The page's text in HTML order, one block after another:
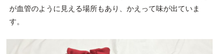
が血管のように見える場所もあり、かえって味が出ていま
す。